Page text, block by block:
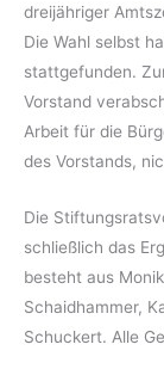
dreijähriger
Die Wahl selbst
stattgefunden.
Vorstand
Arbeit für die
des Vorstands,
Die
schließlich das
besteht aus
Schaidhammer,
Schuckert. Alle